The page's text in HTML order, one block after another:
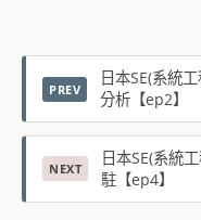
日本SE(系統
分析【ep2】
日本SE(系統
駐【ep4】